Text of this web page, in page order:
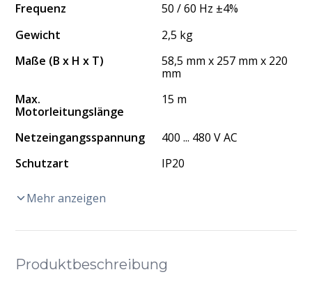
Frequenz
50 / 60 Hz ±4%
Gewicht
2,5 kg
Maße (B x H x T)
58,5 mm x 257 mm x 220
mm
Max.
Motorleitungslänge
15 m
Netzeingangsspannung
400 ... 480 V AC
Schutzart
IP20
Mehr anzeigen
Produktbeschreibung